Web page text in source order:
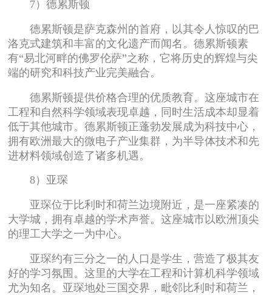
7）德累斯顿
德累斯顿是萨克森州的首府，以其令人惊叹的巴
洛克式建筑和丰富的文化遗产而闻名。德累斯顿素
有“易北河畔的佛罗伦萨”之称，它将历史的辉煌与尖
端的研究和科技产业完美融合。
德累斯顿提供价格合理的优质教育。这座城市在
工程和自然科学领域表现卓越，同时生活成本却显着
低于其他城市。德累斯顿正蓬勃发展成为科技中心，
拥有欧洲最大的微电子产业集群，为半导体技术和先
进材料领域创造了诸多机遇。
8）亚琛
亚琛位于比利时和荷兰边境附近，是一座紧凑的
大学城，拥有卓越的学术声誉。这座城市以欧洲顶尖
的理工大学之一为中心。
亚琛约有三分之一的人口是学生，营造了极其友
好的学习氛围。这里的大学在工程和计算机科学领域
尤为知名。亚琛地处三国交界，毗邻比利时和荷兰，